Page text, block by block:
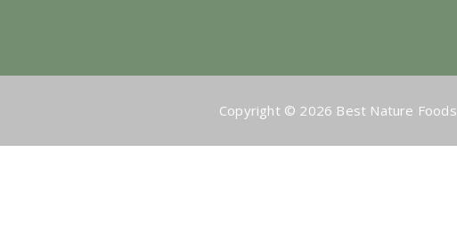
Copyright © 2026 Best Nature Foods